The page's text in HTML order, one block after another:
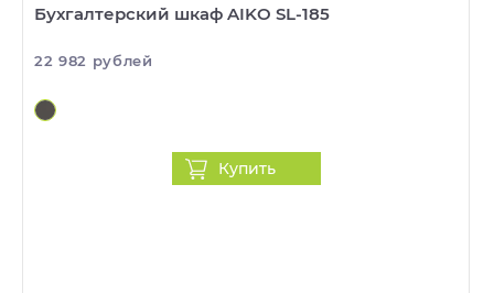
Бухгалтерский шкаф AIKO SL-185
22 982 рублей
Купить